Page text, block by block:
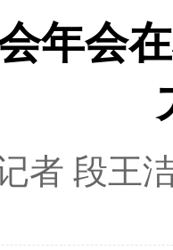
年会
者 段王